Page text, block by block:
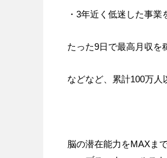
・3年近く低迷した事業
たった9日で最高月収を
などなど、累計100万人
脳の潜在能力をMAXま